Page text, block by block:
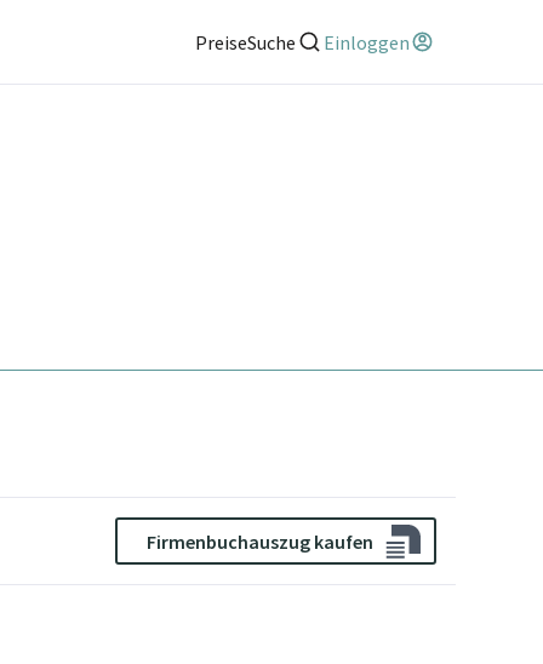
PreiseSuche Einloggen
Firmenbuchauszug kaufen